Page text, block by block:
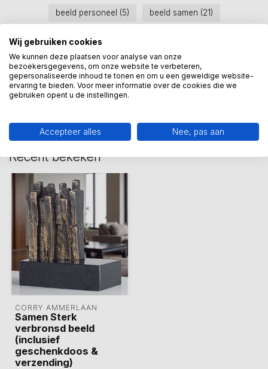
beeld personeel (5) beeld samen (21)
Heeft u een vraag over dit
kunstcadeau?
Wij assisteren u graag via 06-23643267
Recent bekeken
CORRY AMMERLAAN
Samen Sterk
verbronsd beeld
(inclusief
geschenkdoos &
verzending)
Wij gebruiken cookies
We kunnen deze plaatsen voor analyse van onze
bezoekersgegevens, om onze website te verbeteren,
gepersonaliseerde inhoud te tonen en om u een geweldige website-
ervaring te bieden. Voor meer informatie over de cookies die we
gebruiken opent u de instellingen.
Accepteer alles Nee, pas aan